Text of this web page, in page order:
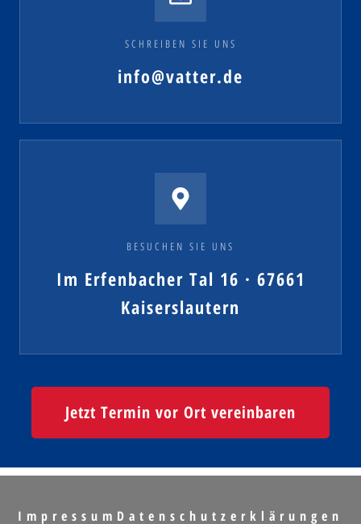
SCHREIBEN SIE UNS
info@vatter.de
BESUCHEN SIE UNS
Im Erfenbacher Tal 16 · 67661
Kaiserslautern
Jetzt Termin vor Ort vereinbaren
Impressum Datenschutzerklärungen